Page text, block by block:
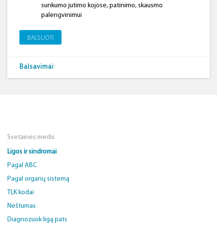
sunkumo jutimo kojose, patinimo, skausmo
palengvinimui
BALSUOTI
Balsavimai
Svetainės medis
Ligos ir sindromai
Pagal ABC
Pagal organų sistemą
TLK kodai
Nėštumas
Diagnozuok ligą pats